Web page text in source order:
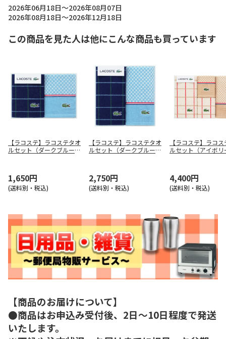
2026年06月18日～2026年08月07日
2026年08月18日～2026年12月18日
この商品を見た人は他にこんな商品も買っています
【ラコステ】ラコステタオ
ルセット（ダークブルー）
1,650円
(送料別・税込)
【ラコステ】ラコステタオ
ルセット（ダークブルー）
2,750円
(送料別・税込)
【ラコステ】ラコ
ルセット（アイボ
4,400円
(送料別・税込)
【商品のお届けについて】
●商品はお申込み受付後、2日～10日程度で発送
いたします。